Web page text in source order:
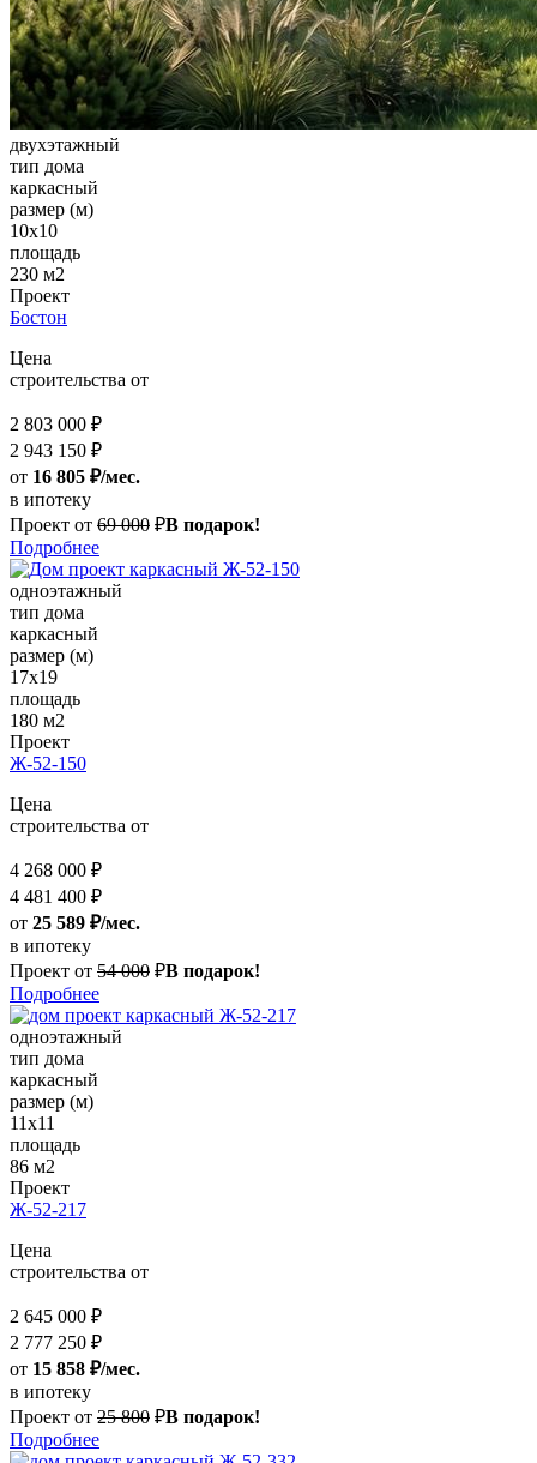
двухэтажный
тип дома
каркасный
размер (м)
10х10
площадь
230 м2
Проект
Бостон
Цена
строительства от
2 803 000 ₽
2 943 150 ₽
от 16 805 ₽/мес.
в ипотеку
Проект от 69 000 ₽В подарок!
Подробнее
одноэтажный
тип дома
каркасный
размер (м)
17x19
площадь
180 м2
Проект
Ж-52-150
Цена
строительства от
4 268 000 ₽
4 481 400 ₽
от 25 589 ₽/мес.
в ипотеку
Проект от 54 000 ₽В подарок!
Подробнее
одноэтажный
тип дома
каркасный
размер (м)
11x11
площадь
86 м2
Проект
Ж-52-217
Цена
строительства от
2 645 000 ₽
2 777 250 ₽
от 15 858 ₽/мес.
в ипотеку
Проект от 25 800 ₽В подарок!
Подробнее